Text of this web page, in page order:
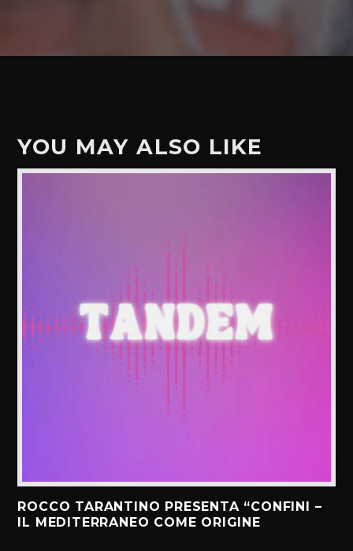
YOU MAY ALSO LIKE
ROCCO TARANTINO PRESENTA “CONFINI –
IL MEDITERRANEO COME ORIGINE